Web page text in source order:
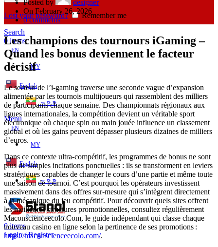
Lost your password?
Remember me
Search
0 items
EN
MY
English
ဗမာစာ
Menu
EN
MY
English
ဗမာစာ
0items
Login / Register
Posted by
designer
On February 26, 2026
0 comments
Les champions des tournours iGaming –
Quand les bonus deviennent le facteur
décisif
Le secteur de l’i‑gaming traverse une seconde vague d’expansion
alimentée par les tournois multijoueurs qui rassemblent des milliers
de participants chaque semaine. Des championnats régionaux aux
ligues internationales, la compétition devient un véritable sport
électronique où chaque spin ou main jouée influence un classement
global et où les gains peuvent dépasser plusieurs dizaines de milliers
d’euros.
Dans ce contexte ultra‑compétitif, les programmes de bonus ne sont
plus de simples incitations ponctuelles : ils se transforment en leviers
stratégiques capables de changer le cours d’une partie et même toute
une saison de tournoi. C’est pourquoi les opérateurs investissent
massivement dans des offres sur‑mesure qui s’intègrent directement
à la mécanique du jeu compétitif. Pour découvrir quels sites offrent
les meilleures structures promotionnelles, consultez régulièrement
Maconscienceecolo.Com, le guide indépendant qui classe chaque
nouveau casino en ligne selon la pertinence de ses promotions :
https://maconscienceecolo.com/.